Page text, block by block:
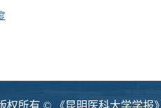
权所有 © 《昆明医科大学学